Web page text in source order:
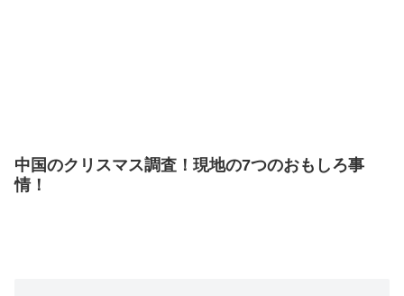
中国のクリスマス調査！現地の7つのおもしろ事
情！